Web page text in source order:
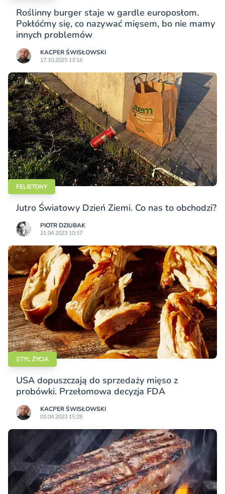
Roślinny burger staje w gardle europosłom.
Pokłóćmy się, co nazywać mięsem, bo nie mamy
innych problemów
KACPER ŚWISŁO­WSKI
17.10.2025 13:16
FELIETONY
Jutro Światowy Dzień Ziemi. Co nas to obchodzi?
PIOTR DZIUBAK
21.04.2023 10:57
STYL ŻYCIA
USA dopuszczają do sprzedaży mięso z
probówki. Przełomowa decyzja FDA
KACPER ŚWISŁO­WSKI
03.04.2023 15:28